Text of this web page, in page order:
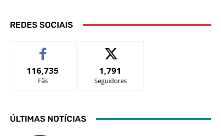
REDES SOCIAIS
116,735
Fãs
1,791
Seguidores
ÚLTIMAS NOTÍCIAS